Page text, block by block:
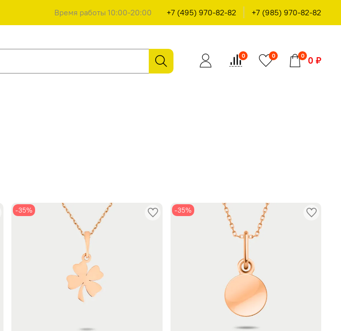
Время работы 10:00-20:00 +7 (495) 970-82-82 +7 (985) 970-82-82
0 0 0 0 ₽
-35% -35%